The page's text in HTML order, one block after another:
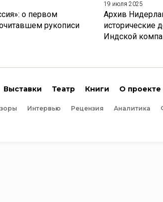
о первом
рукописи
19 июля 2025
Архив
исторические
Индской
Выставки Театр Книги О проекте
Интервью Рецензия Аналитика